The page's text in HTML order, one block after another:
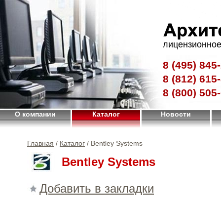
8 (495)
8 (812)
8 (800)
О компании Каталог Новости
Главная / Каталог / Bentley Systems
Bentley Systems
Добавить в закладки